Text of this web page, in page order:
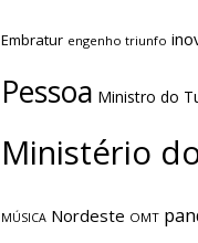
Embratur engenho triunfo
Pessoa Ministro do
Ministério
MÚSICA Nordeste OMT